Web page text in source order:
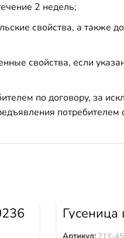
2 недель;
свойства, а также
свойства, если
по договору, за
потребителем
Гусеница
Shantui
21Y-45-